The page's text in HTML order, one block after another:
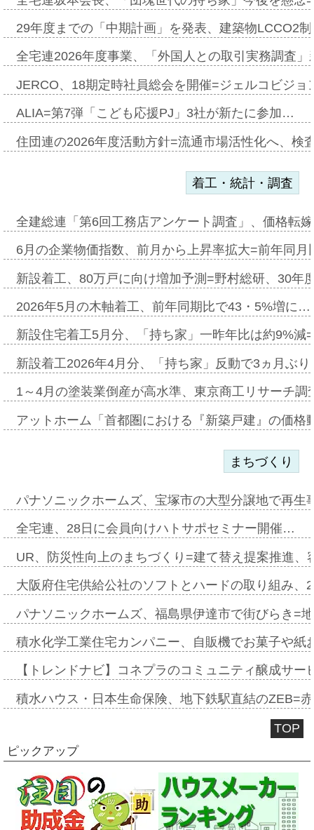
29年度までの「中期計画」を発表、建築物LCCO2
全宅連2026年度事業、「外国人との取引実務調査
JERCO、18期定時社員総会を開催=ジェルコビジ
ALIA=第7弾「こども応援PJ」3社が新たに参加…
住団連の2026年度活動方針=流通市場活性化へ、検
着工・統計・調査
全建総連「第6回工務店アンケート調査」、価格転
6月の企業物価指数、前月から上昇率拡大=前年同
新設着工、80万戸に向け増加予測=野村総研、30年
2026年5月の木軸着工、前年同期比で43・5%増に…
新設住宅着工5月分、「持ち家」一昨年比は約9%
新設着工2026年4月分、「持ち家」反動で3ヵ月ぶ
1～4月の塗装業倒産が高水準、東京商工リサーチ
アットホーム「首都圏における『新築戸建』の価
まちづくり
パナソニックホームズ、宝塚市の大型分譲地で再
全宅連、28日に会員向けハトサポセミナー開催…
UR、防災性向上のまちづくり=建て替え提案推進
大阪府住宅供給公社のソフトとハードの取り組み
パナソニックホームズ、福島県伊達市で街びらき=
積水化学工業住宅カンパニー、自販機でお菓子や
【トレンドナビ】コネプラのコミュニティ醸成サ
積水ハウス・日本生命保険、地下鉄駅直結のZEB=
TOP
ピックアップ